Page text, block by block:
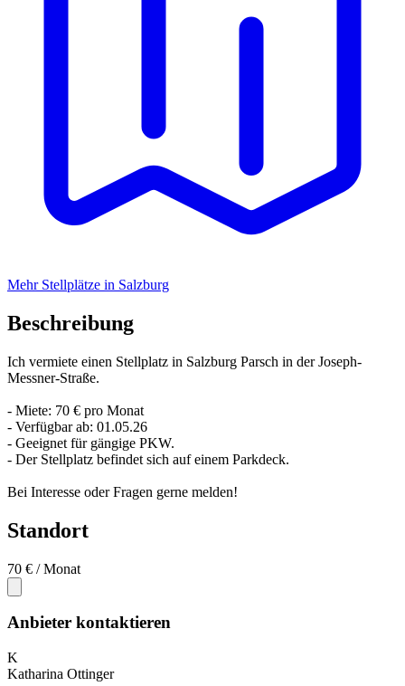
Mehr Stellplätze in Salzburg
Beschreibung
Ich vermiete einen Stellplatz in Salzburg Parsch in der Joseph-
Messner-Straße.
- Miete: 70 € pro Monat
- Verfügbar ab: 01.05.26
- Geeignet für gängige PKW.
- Der Stellplatz befindet sich auf einem Parkdeck.
Bei Interesse oder Fragen gerne melden!
Standort
70 € / Monat
Anbieter kontaktieren
K
Katharina Ottinger